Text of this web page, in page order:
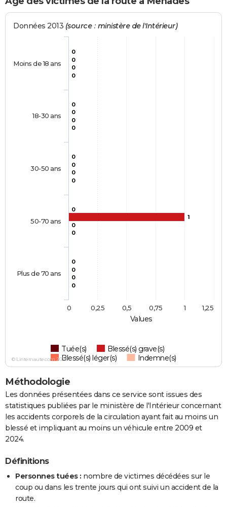
Values
Données 2013 (source : ministère de l'Intérieur)
0
0
0
0
0
0
0
0
1
0
0
0
0
0
0
0
0
0
0
0
Tuée(s)
Blessé(s) grave(s)
Blessé(s) léger(s)
Indemne(s)
Moins de 18 ans
18-30 ans
30-50 ans
50-70 ans
Plus de 70 ans
0 1
0,25 0,5 0,75 1,25
© Linternaute.com 2026
Méthodologie
Les données présentées dans ce service sont issues des
statistiques publiées par le ministère de l'Intérieur concernant
les accidents corporels de la circulation ayant fait au moins un
blessé et impliquant au moins un véhicule entre 2009 et
2024.
Définitions
Personnes tuées : nombre de victimes décédées sur le
coup ou dans les trente jours qui ont suivi un accident de la
route.